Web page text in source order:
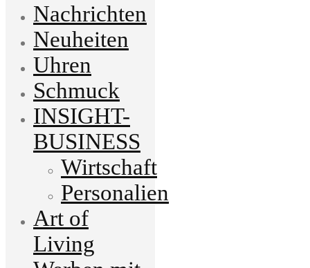
Nachrichten
Neuheiten
Uhren
Schmuck
INSIGHT-
BUSINESS
Wirtschaft
Personalien
Art of
Living